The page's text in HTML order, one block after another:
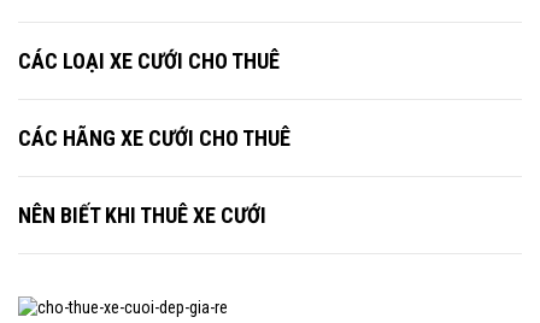
CÁC LOẠI XE CƯỚI CHO THUÊ
CÁC HÃNG XE CƯỚI CHO THUÊ
NÊN BIẾT KHI THUÊ XE CƯỚI